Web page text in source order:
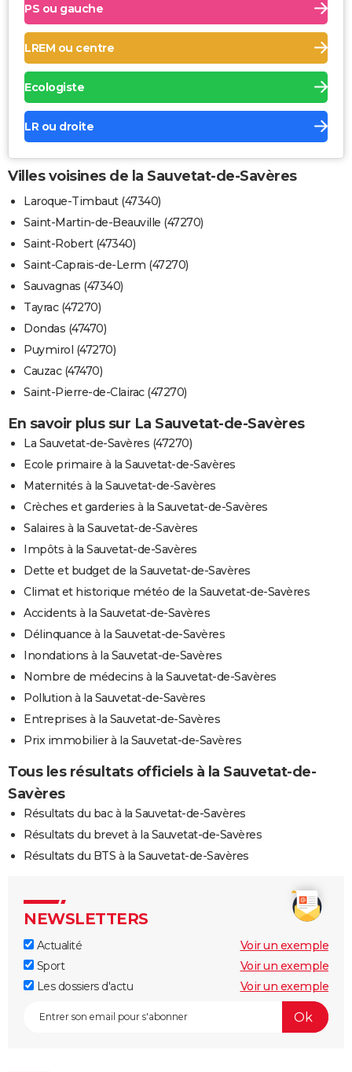
PS ou gauche
LREM ou centre
Ecologiste
LR ou droite
Villes voisines de la Sauvetat-de-Savères
Laroque-Timbaut (47340)
Saint-Martin-de-Beauville (47270)
Saint-Robert (47340)
Saint-Caprais-de-Lerm (47270)
Sauvagnas (47340)
Tayrac (47270)
Dondas (47470)
Puymirol (47270)
Cauzac (47470)
Saint-Pierre-de-Clairac (47270)
En savoir plus sur La Sauvetat-de-Savères
La Sauvetat-de-Savères (47270)
Ecole primaire à la Sauvetat-de-Savères
Maternités à la Sauvetat-de-Savères
Crèches et garderies à la Sauvetat-de-Savères
Salaires à la Sauvetat-de-Savères
Impôts à la Sauvetat-de-Savères
Dette et budget de la Sauvetat-de-Savères
Climat et historique météo de la Sauvetat-de-Savères
Accidents à la Sauvetat-de-Savères
Délinquance à la Sauvetat-de-Savères
Inondations à la Sauvetat-de-Savères
Nombre de médecins à la Sauvetat-de-Savères
Pollution à la Sauvetat-de-Savères
Entreprises à la Sauvetat-de-Savères
Prix immobilier à la Sauvetat-de-Savères
Tous les résultats officiels à la Sauvetat-de-
Savères
Résultats du bac à la Sauvetat-de-Savères
Résultats du brevet à la Sauvetat-de-Savères
Résultats du BTS à la Sauvetat-de-Savères
NEWSLETTERS
Actualité
Voir un exemple
Sport
Voir un exemple
Les dossiers d'actu
Voir un exemple